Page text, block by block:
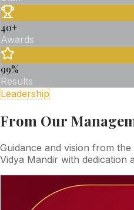
40+
Awards
99%
Results
Leadership
From Our
Guidance and vision from
Vidya Mandir with dedication